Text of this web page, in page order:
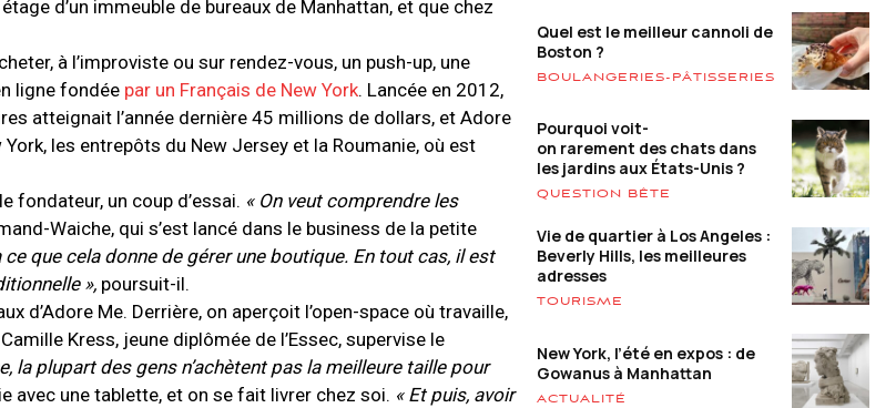
d’un immeuble de bureaux de Manhattan, et que chez
à l’improviste ou sur rendez-vous, un push-up, une
ligne fondée par un Français de New York. Lancée en 2012,
atteignait l’année dernière 45 millions de dollars, et Adore
les entrepôts du New Jersey et la Roumanie, où est
fondateur, un coup d’essai. « On veut comprendre les
Waiche, qui s’est lancé dans le business de la petite
ce que cela donne de gérer une boutique. En tout cas, il est
», poursuit-il.
d’Adore Me. Derrière, on aperçoit l’open-space où travaille,
Kress, jeune diplômée de l’Essec, supervise le
la plupart des gens n’achètent pas la meilleure taille pour
avec une tablette, et on se fait livrer chez soi. « Et puis, avoir
Quel est le meilleur cannoli de
Boston ?
BOULANGERIES-PÂTISSERIES
Pourquoi voit-
on rarement des chats dans
les jardins aux États-Unis ?
QUESTION BÊTE
Vie de quartier à Los Angeles :
Beverly Hills, les meilleures
adresses
TOURISME
New York, l’été en expos : de
Gowanus à Manhattan
ACTUALITÉ